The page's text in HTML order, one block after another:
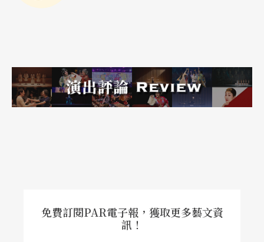
免費訂閱PAR電子報，獲取更多藝文資
訊！